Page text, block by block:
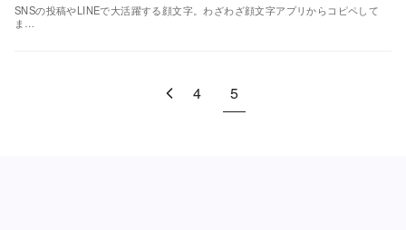
SNSの投稿やLINEで大活躍する顔文字。わざわざ顔文字アプリからコピペして
ま…
4 5